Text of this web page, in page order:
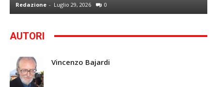
Redazione - Luglio 29, 2026 0
AUTORI
Vincenzo Bajardi